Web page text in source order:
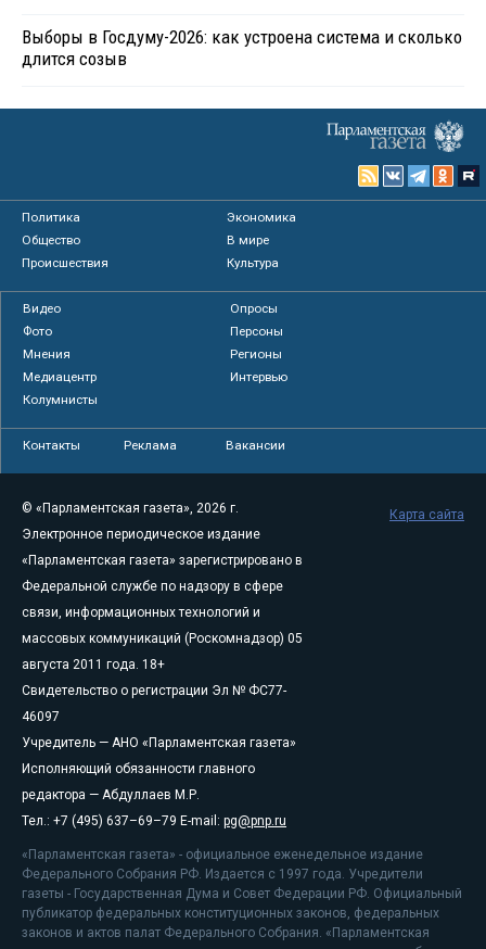
Выборы в Госдуму-2026: как устроена система и сколько
длится созыв
Политика
Экономика
Общество
В мире
Происшествия
Культура
Видео
Опросы
Фото
Персоны
Мнения
Регионы
Медиацентр
Интервью
Колумнисты
Контакты Реклама Вакансии
© «Парламентская газета», 2026 г.
Электронное периодическое издание
«Парламентская газета» зарегистрировано в
Федеральной службе по надзору в сфере
связи, информационных технологий и
массовых коммуникаций (Роскомнадзор) 05
августа 2011 года. 18+
Свидетельство о регистрации Эл № ФС77-
46097
Учредитель — АНО «Парламентская газета»
Исполняющий обязанности главного
редактора — Абдуллаев М.Р.
Тел.: +7 (495) 637–69–79 E-mail: pg@pnp.ru
«Парламентская газета» - официальное еженедельное издание
Федерального Собрания РФ. Издается с 1997 года. Учредители
газеты - Государственная Дума и Совет Федерации РФ. Официальный
публикатор федеральных конституционных законов, федеральных
законов и актов палат Федерального Собрания. «Парламентская
Карта сайта